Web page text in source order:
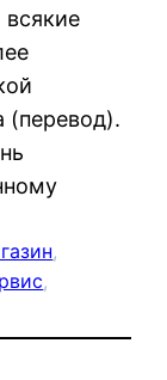
всякие